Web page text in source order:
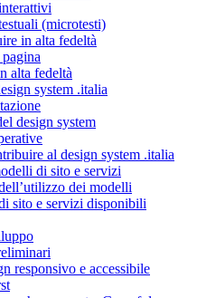
(microtesti)
in alta fedeltà
alta fedeltà
system .italia
design system
al design system .italia
di sito e servizi
dei modelli
sito e servizi disponibili
responsivo e accessibile